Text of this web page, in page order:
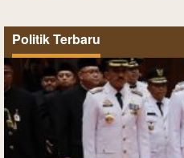
Politik Terbaru